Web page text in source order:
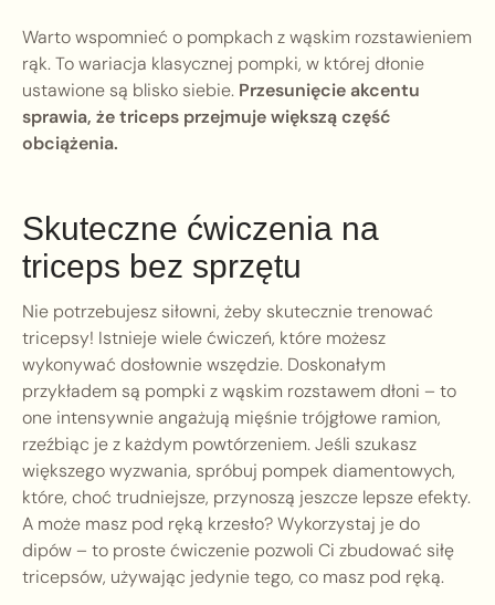
Warto wspomnieć o pompkach z wąskim rozstawieniem
rąk. To wariacja klasycznej pompki, w której dłonie
ustawione są blisko siebie. Przesunięcie akcentu
sprawia, że triceps przejmuje większą część
obciążenia.
Skuteczne ćwiczenia na
triceps bez sprzętu
Nie potrzebujesz siłowni, żeby skutecznie trenować
tricepsy! Istnieje wiele ćwiczeń, które możesz
wykonywać dosłownie wszędzie. Doskonałym
przykładem są pompki z wąskim rozstawem dłoni – to
one intensywnie angażują mięśnie trójgłowe ramion,
rzeźbiąc je z każdym powtórzeniem. Jeśli szukasz
większego wyzwania, spróbuj pompek diamentowych,
które, choć trudniejsze, przynoszą jeszcze lepsze efekty.
A może masz pod ręką krzesło? Wykorzystaj je do
dipów – to proste ćwiczenie pozwoli Ci zbudować siłę
tricepsów, używając jedynie tego, co masz pod ręką.